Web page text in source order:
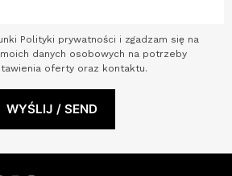
Polityki prywatności i zgadzam się na
danych osobowych na potrzeby
oferty oraz kontaktu.